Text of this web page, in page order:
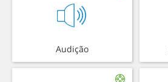
Audição